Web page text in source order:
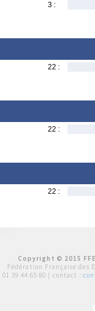
3 :
22 :
22 :
22 :
Copyright © 2015
Fédération Française des
01 39 44 65 80 | contact :